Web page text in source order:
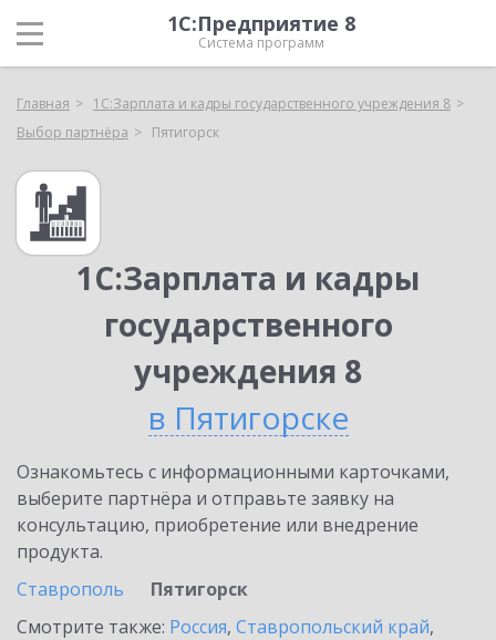
1С:Предприятие 8
Система программ
Главная
1С:Зарплата и кадры государственного учреждения 8
Выбор партнёра
Пятигорск
1С:Зарплата и кадры
государственного
учреждения 8
в Пятигорске
Ознакомьтесь с информационными карточками,
выберите партнёра и отправьте заявку на
консультацию, приобретение или внедрение
продукта.
Ставрополь
Пятигорск
Смотрите также: Россия, Ставропольский край,